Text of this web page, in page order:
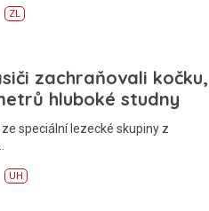
ZL
zachraňovali kočku,
hluboké studny
ze speciální lezecké skupiny z
UH